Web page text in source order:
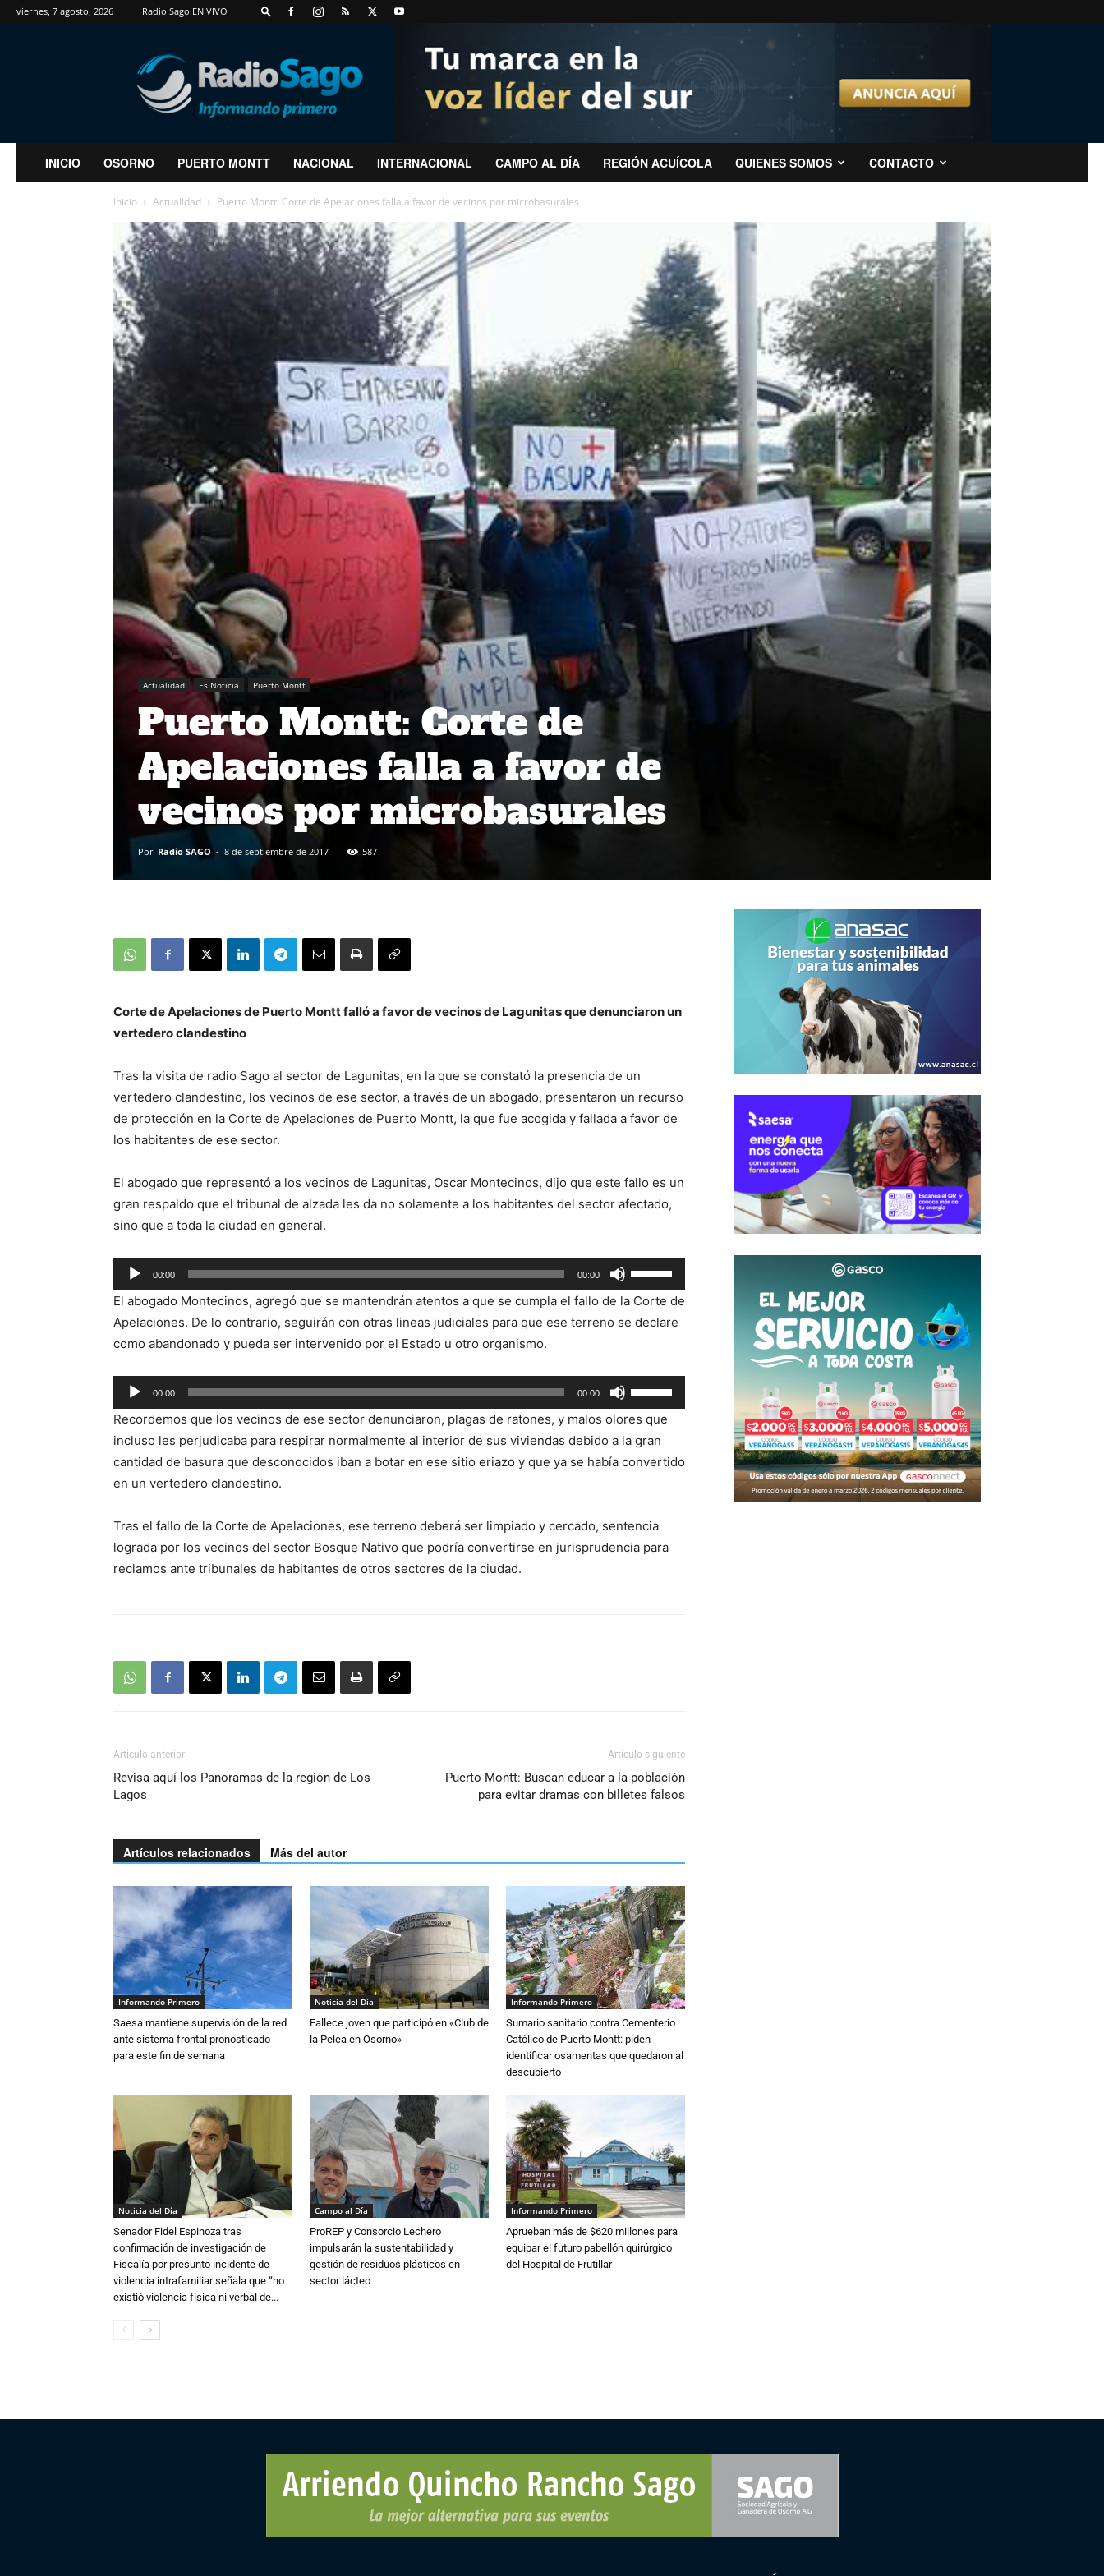
viernes, 7 agosto, 2026 Radio Sago EN VIVO
RadioSago
INICIO OSORNO PUERTO MONTT NACIONAL INTERNACIONAL CAMPO AL DÍA REGIÓN ACUÍCOLA QUIENES SOMOS CONTACTO
Inicio Actualidad Puerto Montt: Corte de Apelaciones falla a favor de vecinos por microbasurales
Actualidad Es Noticia Puerto Montt
Puerto Montt: Corte de
Apelaciones falla a favor de
vecinos por microbasurales
Por Radio SAGO - 8 de septiembre de 2017 587
Corte de Apelaciones de Puerto Montt falló a favor de vecinos de Lagunitas que denunciaron un
vertedero clandestino
Tras la visita de radio Sago al sector de Lagunitas, en la que se constató la presencia de un
vertedero clandestino, los vecinos de ese sector, a través de un abogado, presentaron un recurso
de protección en la Corte de Apelaciones de Puerto Montt, la que fue acogida y fallada a favor de
los habitantes de ese sector.
El abogado que representó a los vecinos de Lagunitas, Oscar Montecinos, dijo que este fallo es un
gran respaldo que el tribunal de alzada les da no solamente a los habitantes del sector afectado,
sino que a toda la ciudad en general.
Reproductor
de
audio
00:00 00:00
las
teclas
de
arriba/abajo
para
aumentar
o
disminuir
El abogado Montecinos, agregó que se mantendrán atentos a que se cumpla el fallo de la Corte de
Apelaciones. De lo contrario, seguirán con otras lineas judiciales para que ese terreno se declare
como abandonado y pueda ser intervenido por el Estado u otro organismo.
Reproductor
de
audio
00:00 00:00
las
teclas
de
flecha
aumentar
o
Recordemos que los vecinos de ese sector denunciaron, plagas de ratones, y malos olores que
incluso les perjudicaba para respirar normalmente al interior de sus viviendas debido a la gran
cantidad de basura que desconocidos iban a botar en ese sitio eriazo y que ya se había convertido
en un vertedero clandestino.
Tras el fallo de la Corte de Apelaciones, ese terreno deberá ser limpiado y cercado, sentencia
lograda por los vecinos del sector Bosque Nativo que podría convertirse en jurisprudencia para
reclamos ante tribunales de habitantes de otros sectores de la ciudad.
Artículo anterior
Revisa aquí los Panoramas de la región de Los
Lagos
Artículo siguiente
Puerto Montt: Buscan educar a la población
para evitar dramas con billetes falsos
Artículos relacionados Más del autor
Informando Primero
Saesa mantiene supervisión de la red
ante sistema frontal pronosticado
para este fin de semana
Noticia del Día
Fallece joven que participó en «Club de
la Pelea en Osorno»
Informando Primero
Sumario sanitario contra Cementerio
Católico de Puerto Montt: piden
identificar osamentas que quedaron al
descubierto
Noticia del Día
Senador Fidel Espinoza tras
confirmación de investigación de
Fiscalía por presunto incidente de
violencia intrafamiliar señala que “no
existió violencia física ni verbal de...
Campo al Día
ProREP y Consorcio Lechero
impulsarán la sustentabilidad y
gestión de residuos plásticos en
sector lácteo
Informando Primero
Aprueban más de $620 millones para
equipar el futuro pabellón quirúrgico
del Hospital de Frutillar